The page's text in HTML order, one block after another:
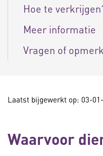
Hoe te
Meer informatie
Vragen of
Laatst bijgewerkt op: 03-
Waarvoor